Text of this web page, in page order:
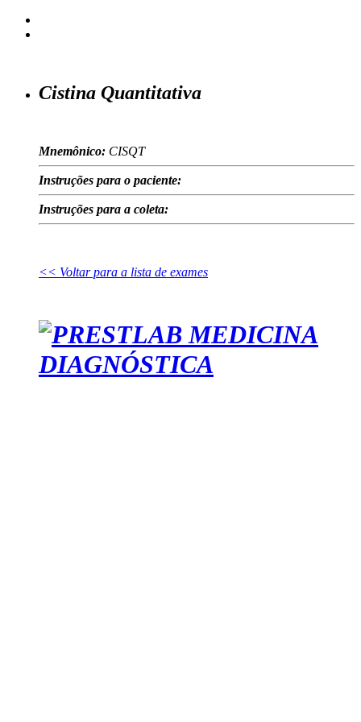
Cistina Quantitativa
Mnemônico: CISQT
Instruções para o paciente:
Instruções para a coleta:
<< Voltar para a lista de exames